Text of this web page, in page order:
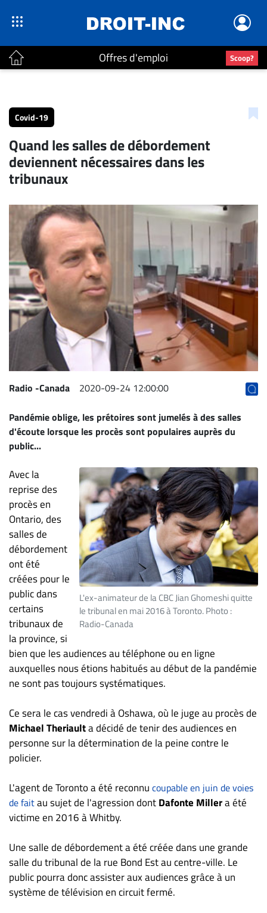
Offres d'emploi Scoop?
Accueil
Continu
Nominations
Bureaux
Conseillers
Juridiques
Campus
Carrière
Archives
CARRIÈRE
ET
EMPLOIS
AVOCATS
ET
Offres
d'emploi
Continue
Métiers
Scoop?
CABINETS
ET
ENTREPRISES
Espace
entreprises
Page
entreprises
Publier
un
emploi
Solutions de
recrutements
TROUVEZ-
Nous
joindre
propos
Infolettre
S’abonner
Covid-19
Quand les salles de débordement
deviennent nécessaires dans les
tribunaux
Radio -Canada 2020-09-24 12:00:00
Pandémie oblige, les prétoires sont jumelés à des salles
d'écoute lorsque les procès sont populaires auprès du
public...
L'ex-animateur de la CBC Jian Ghomeshi quitte
le tribunal en mai 2016 à Toronto. Photo :
Radio-Canada
Avec la
reprise des
procès en
Ontario, des
salles de
débordement
ont été
créées pour le
public dans
certains
tribunaux de
la province, si
bien que les audiences au téléphone ou en ligne
auxquelles nous étions habitués au début de la pandémie
ne sont pas toujours systématiques.
Ce sera le cas vendredi à Oshawa, où le juge au procès de
Michael Theriaulta décidé de tenir des audiences en
personne sur la détermination de la peine contre le
policier.
L'agent de Toronto a été reconnu coupable en juin de voies
de faitau sujet de l'agression dontDafonte Millera été
victime en 2016 à Whitby.
Une salle de débordement a été créée dans une grande
salle du tribunal de la rue Bond Est au centre-ville. Le
public pourra donc assister aux audiences grâce à un
système de télévision en circuit fermé.